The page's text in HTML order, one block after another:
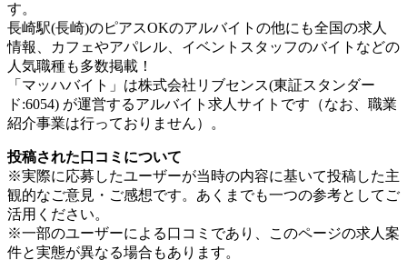
す。
長崎駅(長崎)のピアスOKのアルバイトの他にも全国の求人
情報、カフェやアパレル、イベントスタッフのバイトなどの
人気職種も多数掲載！
「マッハバイト」は株式会社リブセンス(東証スタンダー
ド:6054) が運営するアルバイト求人サイトです（なお、職業
紹介事業は行っておりません）。
投稿された口コミについて
※実際に応募したユーザーが当時の内容に基いて投稿した主
観的なご意見・ご感想です。あくまでも一つの参考としてご
活用ください。
※一部のユーザーによる口コミであり、このページの求人案
件と実態が異なる場合もあります。